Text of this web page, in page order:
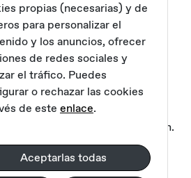
propias (necesarias) y de
para personalizar el
y los anuncios, ofrecer
de redes sociales y
el tráfico. Puedes
o rechazar las cookies
de este enlace.
Aceptarlas todas
con su gente,
y su tradición.
del territorio.
y aconsejarte en tu elección.
una de nuestras ópticas.